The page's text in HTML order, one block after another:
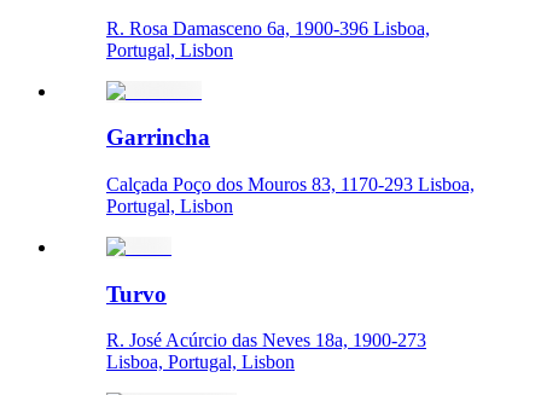
R. Rosa Damasceno 6a, 1900-396 Lisboa,
Portugal, Lisbon
Garrincha
Calçada Poço dos Mouros 83, 1170-293 Lisboa,
Portugal, Lisbon
Turvo
R. José Acúrcio das Neves 18a, 1900-273
Lisboa, Portugal, Lisbon